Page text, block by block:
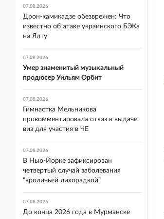
07.08.2026
Дрон-камикадзе обезврежен: Что
известно об атаке украинского БЭКа
на Ялту
07.08.2026
Умер знаменитый музыкальный
продюсер Уильям Орбит
07.08.2026
Гимнастка Мельникова
прокомментировала отказ в выдаче
виз для участия в ЧЕ
07.08.2026
В Нью-Йорке зафиксирован
четвертый случай заболевания
"кроличьей лихорадкой"
07.08.2026
До конца 2026 года в Мурманске